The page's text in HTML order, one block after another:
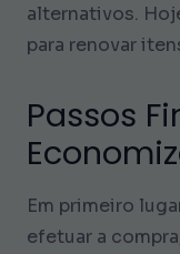
alternativos.
para renovar
Passos
Em primeiro
efetuar a